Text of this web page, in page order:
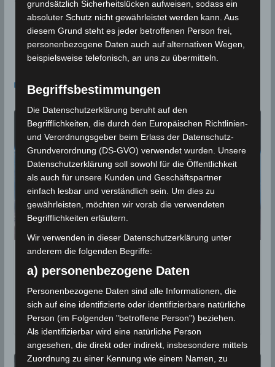
Béja (M3,11)
Spürbares Erdbeben bei Métlaoui im Gouvernorat
Gafsa (M4,1)
Das könnte dir auch gefallen
NASA-Bild des Tages: Die Küsten von
Tunesien, Libyen und Sizilien aus dem
All
4. August 2019
grundsätzlich Sicherheitslücken aufweisen, sodass ein
absoluter Schutz nicht gewährleistet werden kann. Aus
diesem Grund steht es jeder betroffenen Person frei,
personenbezogene Daten auch auf alternativen Wegen,
beispielsweise telefonisch, an uns zu übermitteln.
Begriffsbestimmungen
Die Datenschutzerklärung beruht auf den
Begrifflichkeiten, die durch den Europäischen Richtlinien-
und Verordnungsgeber beim Erlass der Datenschutz-
Grundverordnung (DS-GVO) verwendet wurden. Unsere
Datenschutzerklärung soll sowohl für die Öffentlichkeit
als auch für unsere Kunden und Geschäftspartner
einfach lesbar und verständlich sein. Um dies zu
gewährleisten, möchten wir vorab die verwendeten
Begrifflichkeiten erläutern.
Wir verwenden in dieser Datenschutzerklärung unter
anderem die folgenden Begriffe:
a) personenbezogene Daten
Personenbezogene Daten sind alle Informationen, die
sich auf eine identifizierte oder identifizierbare natürliche
Person (im Folgenden "betroffene Person") beziehen.
Als identifizierbar wird eine natürliche Person
angesehen, die direkt oder indirekt, insbesondere mittels
Zuordnung zu einer Kennung wie einem Namen, zu